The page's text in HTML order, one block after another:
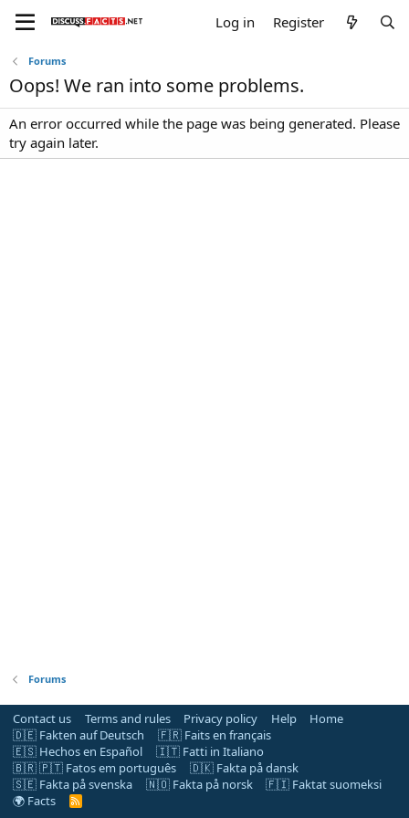
Log in Register
Forums
Oops! We ran into some problems.
An error occurred while the page was being generated. Please
try again later.
Forums
Contact us Terms and rules Privacy policy Help
Home
🇩🇪 Fakten auf Deutsch
🇫🇷 Faits en français
🇪🇸 Hechos en Español
🇮🇹 Fatti in Italiano
🇧🇷 🇵🇹 Fatos em português
🇩🇰 Fakta på dansk
🇸🇪 Fakta på svenska
🇳🇴 Fakta på norsk
🇫🇮 Faktat suomeksi
🌍 Facts
R